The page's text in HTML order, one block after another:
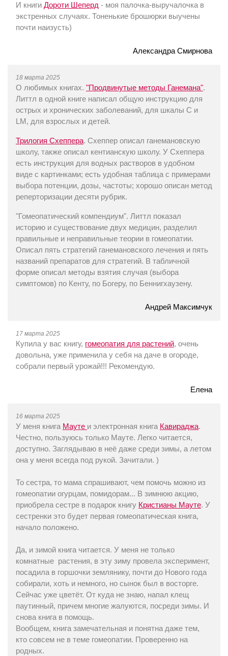
И книги Дороти Шеперд - моя палочка-выручалочка в
экстренных случаях. Тоненькие брошюрки выучены
почти наизусть)
Александра Смирнова
18 марта 2025
О любимых книгах. "Продвинутые методы Ганемана".
Литтл в одной книге написал общую инструкцию для
острых и хронических заболеваний, для шкалы С и
LM, для взрослых и детей.
Трилогия Схеппера. Схеппер описал ганемановскую
школу, также описал кентианскую школу. У Схеппера
есть инструкция для водных растворов в удобном
виде с картинками; есть удобная таблица с примерами
выбора потенции, дозы, частоты; хорошо описан метод
реперторизации десяти рубрик.
"Гомеопатический компендиум". Литтл показал
историю и существование двух медицин, разделил
правильные и неправильные теории в гомеопатии.
Описал пять стратегий ганемановского лечения и пять
названий препаратов для стратегий. В табличной
форме описал методы взятия случая (выбора
симптомов) по Кенту, по Богеру, по Беннигхаузену.
Андрей Максимчук
17 марта 2025
Купила у вас книгу, гомеопатия для растений, очень
довольна, уже применила у себя на даче в огороде,
собрали первый урожай!!! Рекомендую.
Елена
16 марта 2025
У меня книга Мауте и электронная книга Кавираджа.
Честно, пользуюсь только Мауте. Легко читается,
доступно. Заглядываю в неё даже среди зимы, а летом
она у меня всегда под рукой. Зачитали. )
То сестра, то мама спрашивают, чем помочь можно из
гомеопатии огурцам, помидорам... В зимнюю акцию,
приобрела сестре в подарок книгу Кристианы Мауте. У
сестренки это будет первая гомеопатическая книга,
начало положено.
Да, и зимой книга читается. У меня не только
комнатные растения, в эту зиму провела эксперимент,
посадила в горшочки землянику, почти до Нового года
собирали, хоть и немного, но сынок был в восторге.
Сейчас уже цветёт. От куда не знаю, напал клещ
паутинный, причем многие жалуются, посреди зимы. И
снова книга в помощь.
Вообщем, книга замечательная и понятна даже тем,
кто совсем не в теме гомеопатии. Проверенно на
родных.